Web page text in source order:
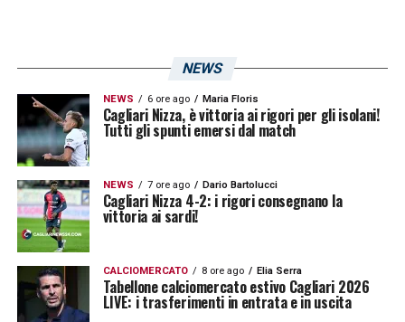
di costruire un attacco complementare con
Simeone
rappresenta un’idea che unisce
prospettiva tecnica e sostenibilità
progettuale.
Resta da capire se le valutazioni del club
granata si tradurranno in un’operazione
concreta o se il giocatore continuerà il suo
percorso altrove, ma l’ipotesi di un tandem
offensivo resta sul tavolo come soluzione
NEWS
NEWS 6 ore ago Maria Floris
Cagliari Nizza, è vittoria ai rigori per gli isolani!
Tutti gli spunti emersi dal match
NEWS 7 ore ago Dario Bartolucci
Cagliari Nizza 4-2: i rigori consegnano la
vittoria ai sardi!
CALCIOMERCATO 8 ore ago Elia Serra
Tabellone calciomercato estivo Cagliari 2026
LIVE: i trasferimenti in entrata e in uscita